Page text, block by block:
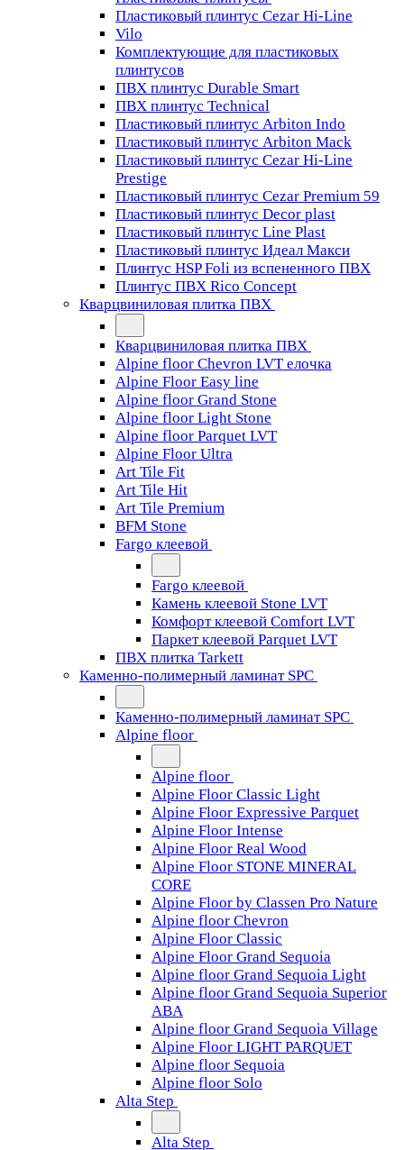
Пластиковый плинтус Cezar Hi-Line
Vilo
Комплектующие для пластиковых
плинтусов
ПВХ плинтус Durable Smart
ПВХ плинтус Technical
Пластиковый плинтус Arbiton Indo
Пластиковый плинтус Arbiton Mack
Пластиковый плинтус Cezar Hi-Line
Prestige
Пластиковый плинтус Cezar Premium 59
Пластиковый плинтус Decor plast
Пластиковый плинтус Line Plast
Пластиковый плинтус Идеал Макси
Плинтус HSP Foli из вспененного ПВХ
Плинтус ПВХ Rico Concept
Кварцвиниловая плитка ПВХ
Кварцвиниловая плитка ПВХ
Alpine floor Chevron LVT елочка
Alpine Floor Easy line
Alpine floor Grand Stone
Alpine floor Light Stone
Alpine floor Parquet LVT
Alpine Floor Ultra
Art Tile Fit
Art Tile Hit
Art Tile Premium
BFM Stone
Fargo клеевой
Fargo клеевой
Камень клеевой Stone LVT
Комфорт клеевой Comfort LVT
Паркет клеевой Parquet LVT
ПВХ плитка Tarkett
Каменно-полимерный ламинат SPC
Каменно-полимерный ламинат SPC
Alpine floor
Alpine floor
Alpine Floor Classic Light
Alpine Floor Expressive Parquet
Alpine Floor Intense
Alpine Floor Real Wood
Alpine Floor STONE MINERAL
CORE
Alpine Floor by Classen Pro Nature
Alpine floor Chevron
Alpine Floor Classic
Alpine Floor Grand Sequoia
Alpine floor Grand Sequoia Light
Alpine floor Grand Sequoia Superior
ABA
Alpine floor Grand Sequoia Village
Alpine Floor LIGHT PARQUET
Alpine floor Sequoia
Alpine floor Solo
Alta Step
Alta Step